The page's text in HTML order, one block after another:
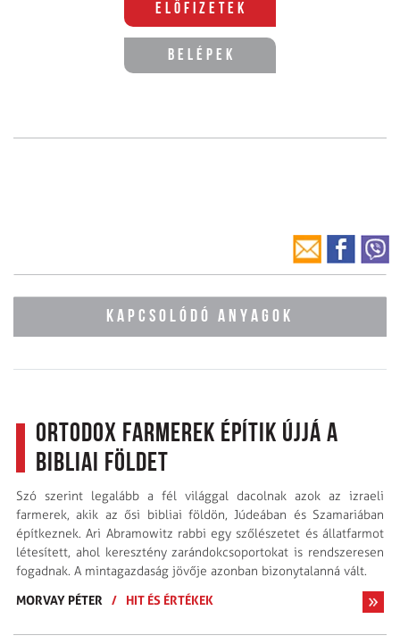
Előfizetek
Belépek
KAPCSOLÓDÓ ANYAGOK
Ortodox farmerek építik újjá a
bibliai földet
Szó szerint legalább a fél világgal dacolnak azok az izraeli
farmerek, akik az ősi bibliai földön, Júdeában és Szamariában
építkeznek. Ari Abramowitz rabbi egy szőlészetet és állatfarmot
létesített, ahol keresztény zarándokcsoportokat is rendszeresen
fogadnak. A mintagazdaság jövője azonban bizonytalanná vált.
MORVAY PÉTER
/ HIT ÉS ÉRTÉKEK